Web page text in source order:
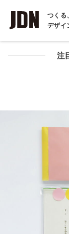
つくる
デザイ
インタビュー
注